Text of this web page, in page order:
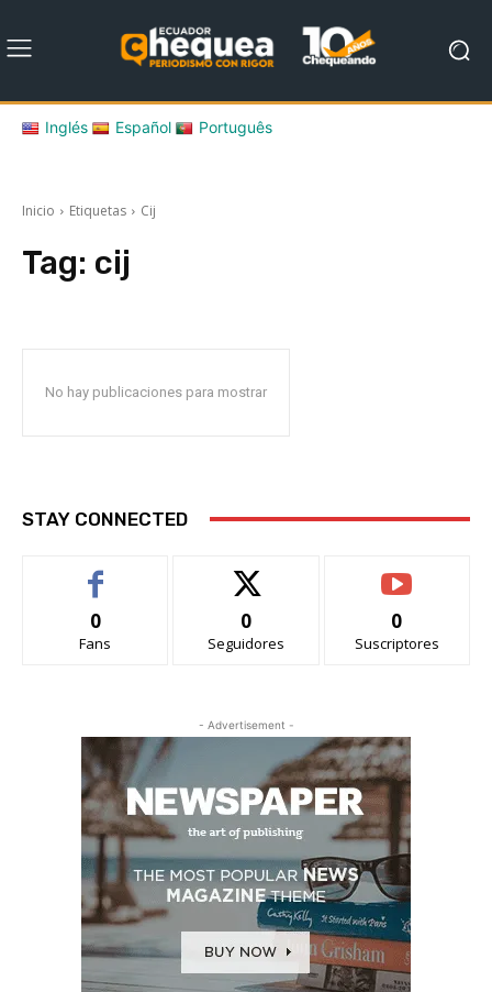
Inglés Español Português
Inicio Etiquetas Cij
Tag: cij
No hay publicaciones para mostrar
STAY CONNECTED
0
Fans
0
Seguidores
0
Suscriptores
- Advertisement -